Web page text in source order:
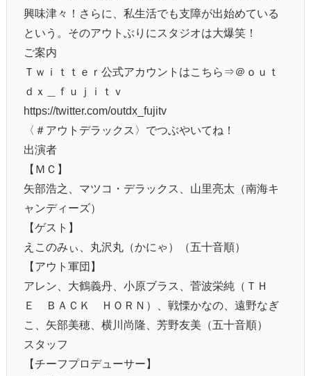
興味津々！さらに、私生活でも支障が出始めている
という。そのアウトぶりにスタジオは大爆笑！
ご案内
Ｔｗｉｔｔｅｒ公式アカウントはこちら⇒＠ｏｕｔ
ｄｘ＿ｆｕｊｉｔｖ
https://twitter.com/outdx_fujitv
〈＃アウトデラックス〉でつぶやいてね！
出演者
【ＭＣ】
矢部浩之、マツコ・デラックス、山里亮太（南海キ
ャンディーズ）
【ゲスト】
えこのみぃ、丸沢丸（かにゃ）（五十音順）
【アウト軍団】
アレン、大鶴義丹、小原ブラス、菅波栄純（ＴＨ
Ｅ ＢＡＣＫ ＨＯＲＮ）、戦慄かなの、遠野なぎ
こ、矢部美穂、横川尚隆、芳野友美（五十音順）
スタッフ
【チーフプロデューサー】